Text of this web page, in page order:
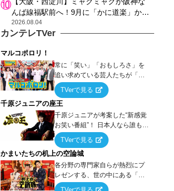
んば線福駅前へ！9月に「かに道楽」から
阪神沿線の新ランドマークにお引っ越し
2026.08.04
カンテレTVer
マルコポロリ！
常に「笑い」「おもしろさ」を
追い求めている芸人たちが「芸
能界」という大海原に漕ぎ出で
て、新たなオモシロ人間を発掘
する！
TVerで見る
千原ジュニアの座王
千原ジュニアが考案した“新感覚
お笑い番組”！ 日本人なら誰もが
馴染みのある『イス取りゲー
ム』をベースに、大喜利・ギャ
グ・モノボケ・歌…など様々な
お題で芸人がショートネタを競
い合う！
TVerで見る
かまいたちの机上の空論城
各分野の専門家自らが熱烈にプ
レゼンする、世の中にある「試
したことはないが、やってみた